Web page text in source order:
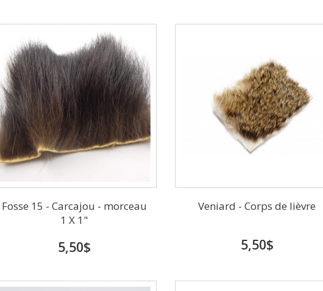
Fosse 15 - Carcajou - morceau
1 X 1"
5,50$
Veniard - Corps de lièvre
5,50$